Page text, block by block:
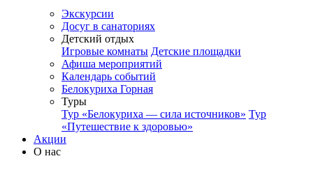
Экскурсии
Досуг в санаториях
Детский отдых
Игровые комнаты Детские площадки
Афиша мероприятий
Календарь событий
Белокуриха Горная
Туры
Тур «Белокуриха — сила источников» Тур
«Путешествие к здоровью»
Акции
О нас